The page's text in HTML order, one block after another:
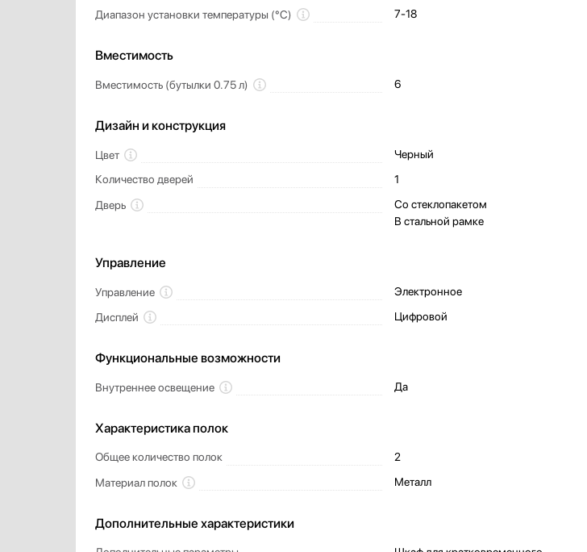
Диапазон установки температуры (°C)
7-18
Вместимость
Вместимость (бутылки 0.75 л) 6
Дизайн и конструкция
Цвет
Черный
Количество дверей
1
Дверь
Со стеклопакетом
В стальной рамке
Управление
Управление
Электронное
Дисплей
Цифровой
Функциональные возможности
Внутреннее освещение Да
Характеристика полок
Общее количество полок
2
Материал полок
Металл
Дополнительные характеристики